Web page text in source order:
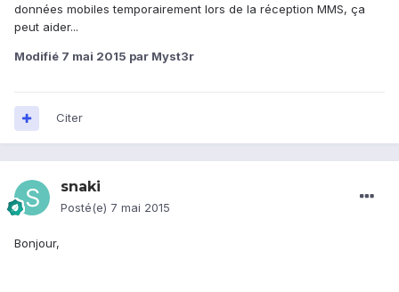
données mobiles temporairement lors de la réception MMS, ça
peut aider...
Modifié 7 mai 2015 par Myst3r
Citer
snaki
Posté(e) 7 mai 2015
Bonjour,